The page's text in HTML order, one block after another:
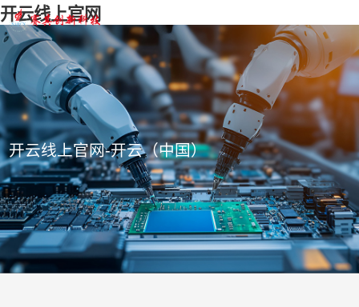
开云线上官网
开云线上官网-开云（中国）